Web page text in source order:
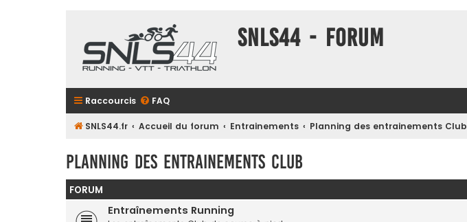
SNLS44 - Forum
Raccourcis FAQ
SNLS44.fr Accueil du forum Entrainements Planning des entrainements Club
Planning des entrainements Club
FORUM
Entraînements Running